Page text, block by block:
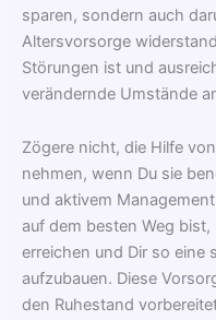
sparen, sondern auch
Altersvorsorge
Störungen ist und
verändernde Umstände
Zögere nicht, die Hilfe
nehmen, wenn Du sie
und aktivem
auf dem besten Weg bist,
erreichen und Dir so eine
aufzubauen. Diese
den Ruhestand